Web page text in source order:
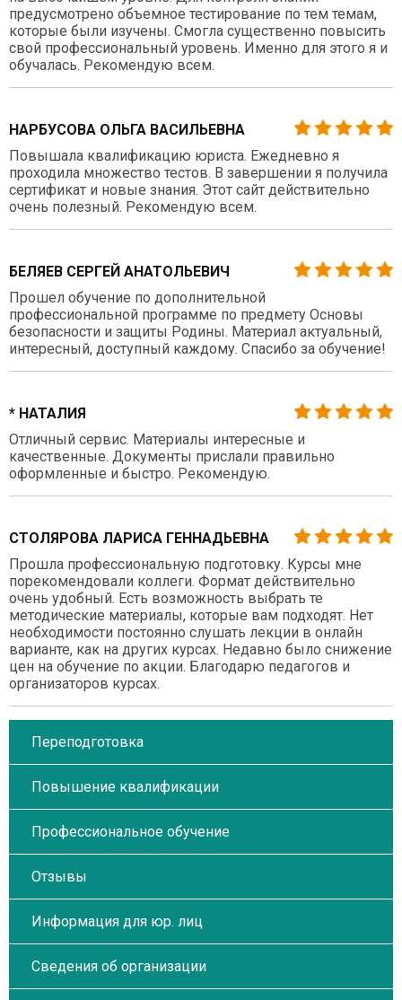
предусмотрено объемное тестирование по тем темам,
которые были изучены. Смогла существенно повысить
свой профессиональный уровень. Именно для этого я и
обучалась. Рекомендую всем.
НАРБУСОВА ОЛЬГА ВАСИЛЬЕВНА
Повышала квалификацию юриста. Ежедневно я
проходила множество тестов. В завершении я получила
сертификат и новые знания. Этот сайт действительно
очень полезный. Рекомендую всем.
БЕЛЯЕВ СЕРГЕЙ АНАТОЛЬЕВИЧ
Прошел обучение по дополнительной
профессиональной программе по предмету Основы
безопасности и защиты Родины. Материал актуальный,
интересный, доступный каждому. Спасибо за обучение!
* НАТАЛИЯ
Отличный сервис. Материалы интересные и
качественные. Документы прислали правильно
оформленные и быстро. Рекомендую.
СТОЛЯРОВА ЛАРИСА ГЕННАДЬЕВНА
Прошла профессиональную подготовку. Курсы мне
порекомендовали коллеги. Формат действительно
очень удобный. Есть возможность выбрать те
методические материалы, которые вам подходят. Нет
необходимости постоянно слушать лекции в онлайн
варианте, как на других курсах. Недавно было снижение
цен на обучение по акции. Благодарю педагогов и
организаторов курсах.
Переподготовка
Повышение квалификации
Профессиональное обучение
Отзывы
Информация для юр. лиц
Сведения об организации